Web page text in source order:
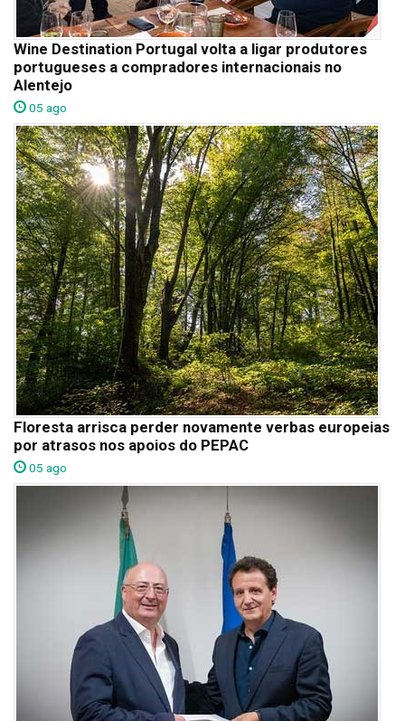
Wine Destination Portugal volta a ligar produtores
portugueses a compradores internacionais no
Alentejo
05 ago
Floresta arrisca perder novamente verbas europeias
por atrasos nos apoios do PEPAC
05 ago